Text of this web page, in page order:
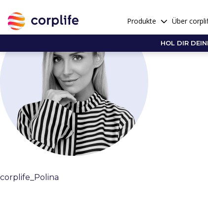
Produkte Über
HOL DIR
corplife_Polina